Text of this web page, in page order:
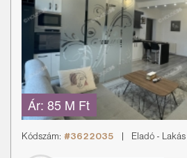
Ár: 85 M Ft
Kódszám: #3622035 Eladó - Lakás